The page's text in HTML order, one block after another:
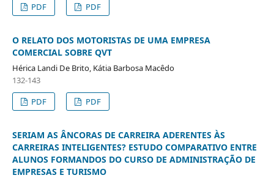
PDF
PDF
O RELATO DOS MOTORISTAS DE UMA EMPRESA
COMERCIAL SOBRE QVT
Hérica Landi De Brito, Kátia Barbosa Macêdo
132-143
PDF
PDF
SERIAM AS ÂNCORAS DE CARREIRA ADERENTES ÀS
CARREIRAS INTELIGENTES? ESTUDO COMPARATIVO ENTRE
ALUNOS FORMANDOS DO CURSO DE ADMINISTRAÇÃO DE
EMPRESAS E TURISMO